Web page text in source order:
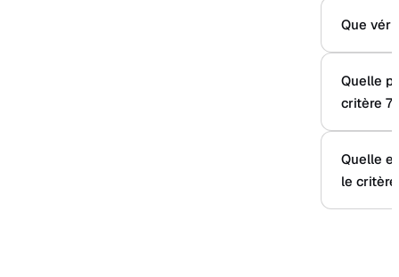
Que
Quelle
critère 7
Quelle
le